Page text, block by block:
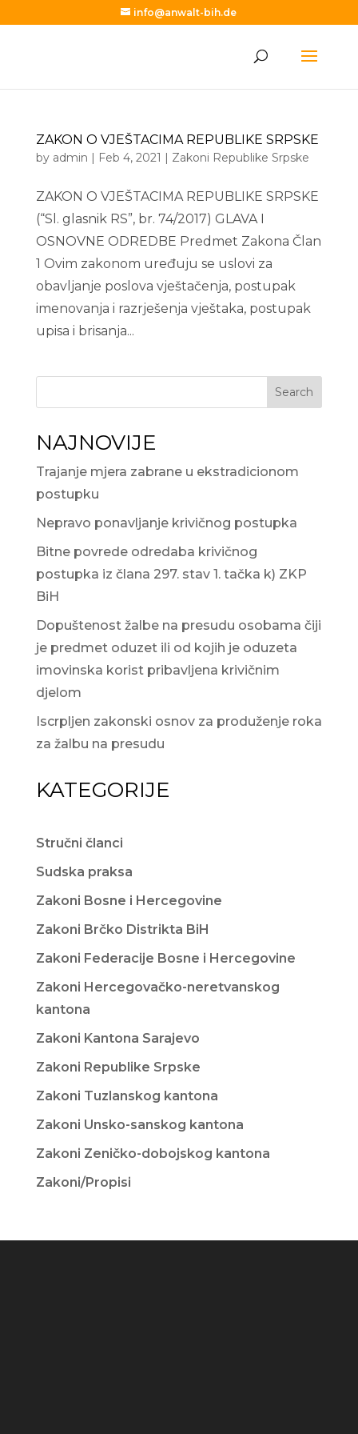
info@anwalt-bih.de
ZAKON O VJEŠTACIMA REPUBLIKE SRPSKE
by admin | Feb 4, 2021 | Zakoni Republike Srpske
ZAKON O VJEŠTACIMA REPUBLIKE SRPSKE
(“Sl. glasnik RS”, br. 74/2017) GLAVA I
OSNOVNE ODREDBE Predmet Zakona Član
1 Ovim zakonom uređuju se uslovi za
obavljanje poslova vještačenja, postupak
imenovanja i razrješenja vještaka, postupak
upisa i brisanja...
Search
NAJNOVIJE
Trajanje mjera zabrane u ekstradicionom
postupku
Nepravo ponavljanje krivičnog postupka
Bitne povrede odredaba krivičnog
postupka iz člana 297. stav 1. tačka k) ZKP
BiH
Dopuštenost žalbe na presudu osobama čiji
je predmet oduzet ili od kojih je oduzeta
imovinska korist pribavljena krivičnim
djelom
Iscrpljen zakonski osnov za produženje roka
za žalbu na presudu
KATEGORIJE
Stručni članci
Sudska praksa
Zakoni Bosne i Hercegovine
Zakoni Brčko Distrikta BiH
Zakoni Federacije Bosne i Hercegovine
Zakoni Hercegovačko-neretvanskog
kantona
Zakoni Kantona Sarajevo
Zakoni Republike Srpske
Zakoni Tuzlanskog kantona
Zakoni Unsko-sanskog kantona
Zakoni Zeničko-dobojskog kantona
Zakoni/Propisi